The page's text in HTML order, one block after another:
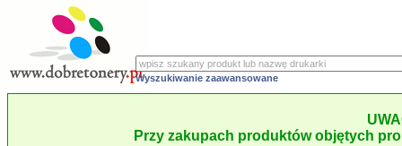
Wyszukiwanie zaawansowane
Przy zakupach produktów objętych